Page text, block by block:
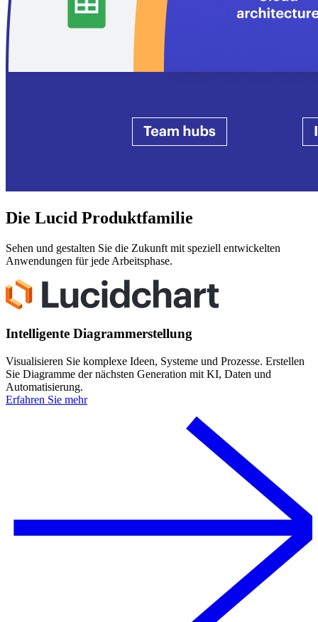
Die Lucid Produktfamilie
Sehen und gestalten Sie die Zukunft mit speziell entwickelten
Anwendungen für jede Arbeitsphase.
Intelligente Diagrammerstellung
Visualisieren Sie komplexe Ideen, Systeme und Prozesse. Erstellen
Sie Diagramme der nächsten Generation mit KI, Daten und
Automatisierung.
Erfahren Sie mehr